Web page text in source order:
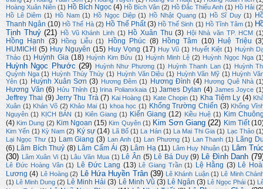
Hoàng Xuân Niên (1) Hồ Bích Ngọc (4) Hồ Bích Vân (2) Hồ Đắc Thiếu Anh (1) Hồ Hải
Hồ Lê Diêm (1) Hồ Nam (1) Hồ Ngọc Diệp (1) Hồ Nhật Quang (1) Hồ Sĩ Duy (1)
Thanh Ngân (10) Hồ Thế Hà (2) Hồ Thế Phất (3) Hồ Thế Sinh (1) Hồ Tĩnh Tâm (1)
Tịnh Thuỷ (21) Hồ Vũ Khánh Linh (1) Hồ Xuân Thu (3) Hội Nhà văn TP. HCM
Hồng Hạnh (3) Hồng Liễu (1) Hồng Phúc (8) Hồng Tâm (10) Huệ Triệu
HUMICHI
(5) Huy Nguyên (15) Huy Vọng (17) Huy Vũ (1) Huyết Kiệt (1) Huỳnh
Thảo (1) Huỳnh Gia (18) Huỳnh Kim Bửu (1) Huỳnh Minh Lệ (2) Huỳnh Ngọc Nga
Huỳnh Ngọc Phước (29) Huỳnh Như Phương (1) Huỳnh Thanh Lan (1)
Huỳnh
Quỳnh Nga (1) Huỳnh Thúy Thúy (1) Huỳnh Văn Diệu (1) Huỳnh Văn Mỹ (1) Huỳnh
Yên (1) Huỳnh Xuân Sơn (3) Hương Đêm (1) Hương Đình (4) Hương Quê Nhà
Hương Văn (6) Hửu Thỉnh (1) Irina Polianxkaia (1) James Dylan (4) James Joyce
Jeffrey Thai (9) Jerry Thu Trà (7) Kai Hoàng (1) Kate Chopin (1) Kha Tiệm Ly (4)
Xuân (1) Khán Võ (2) Khảo Mai (1) khoa học (1) Khổng Trường Chiến (3) Khổng
Nguyên (1) KỊCH BẢN (1) Kiên Giang (1) Kiến Giang (12) Kiều Huệ (1) Kim
(4) Kim Dung (2) Kim Ngoan (15) Kim Quyên (1) Kim Sơn Giang (22) Kim Tiết
Kim Yến (1) Kỳ Nam (2) Ký sự (14) Lã Bố (1) La Hán (1) La Mai Thi Gia (1) Lạc Thảo
Lại Ngọc Thư (1) Lam Giang (3) Lan Anh (1) Lan Phương (1) Lan Thanh (1) Lãng
(6) Lâm Bích Thuỷ (8) Lâm Cẩm Ái (3) Lâm Hạ (11) Lâm Huy Nhuận (1) Lâm
(30) Lâm Xuân Vi (1) Lâu Văn Mua (1) Lê Ân (5) Lê Bá Duy (9) Lê Đình Danh
Lê Đức Hoàng Vân (1) Lê Đức Lang (13) Lê Giang Trần (1) Lệ Hằng (3) Lê
Lương (4) Lê Hoàng (2) Lê Hứa Huyền Trân (39) Lê Khánh Luận (1) Lê Minh
(1) Lê Minh Dung (2) Lê Minh Hải (3) Lê Minh Vũ (3) Lê Ngân (3) Lê Ngọc Phái (1)